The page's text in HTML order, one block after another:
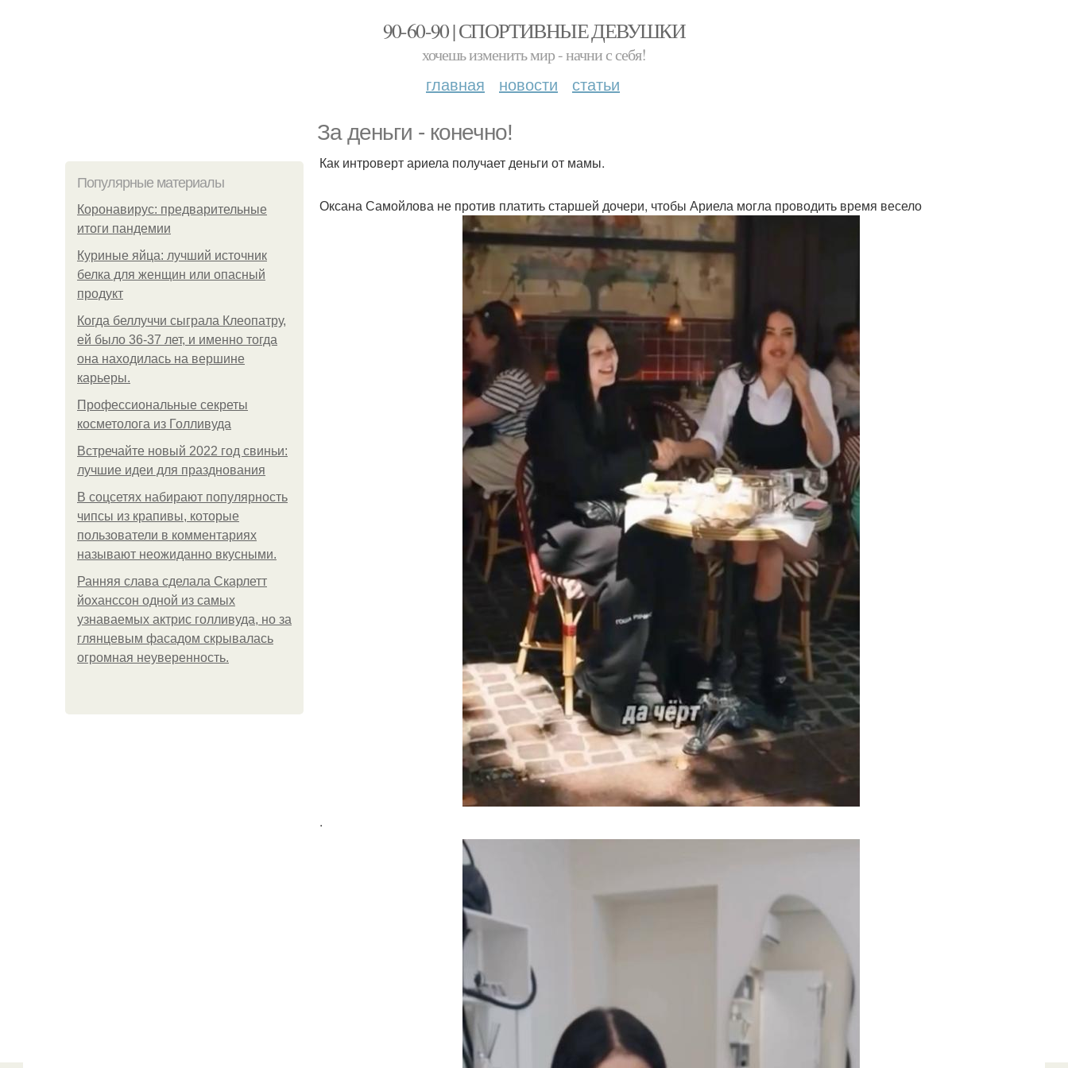
90-60-90 | СПОРТИВНЫЕ ДЕВУШКИ
хочешь изменить мир - начни с себя!
главная новости статьи
За деньги - конечно!
Популярные материалы
Коронавирус: предварительные
итоги пандемии
Куриные яйца: лучший источник
белка для женщин или опасный
продукт
Когда беллуччи сыграла Клеопатру,
ей было 36-37 лет, и именно тогда
она находилась на вершине
карьеры.
Профессиональные секреты
косметолога из Голливуда
Встречайте новый 2022 год свиньи:
лучшие идеи для празднования
В соцсетях набирают популярность
чипсы из крапивы, которые
пользователи в комментариях
называют неожиданно вкусными.
Ранняя слава сделала Скарлетт
йоханссон одной из самых
узнаваемых актрис голливуда, но за
глянцевым фасадом скрывалась
огромная неуверенность.
Как интроверт ариела получает деньги от мамы.
Оксана Самойлова не против платить старшей дочери, чтобы Ариела могла проводить время весело
.